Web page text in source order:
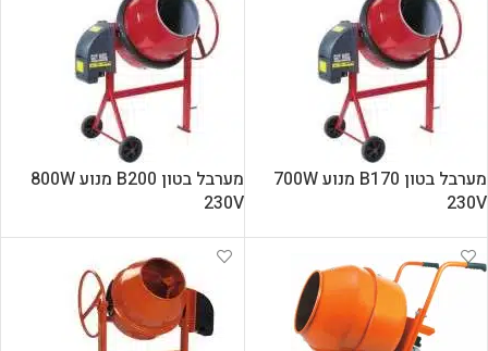
מערבל בטון B170 מנוע 700W
230V
מערבל בטון B200 מנוע 800W
230V